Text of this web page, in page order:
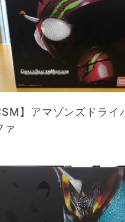
】アマゾンズドライ
ァ